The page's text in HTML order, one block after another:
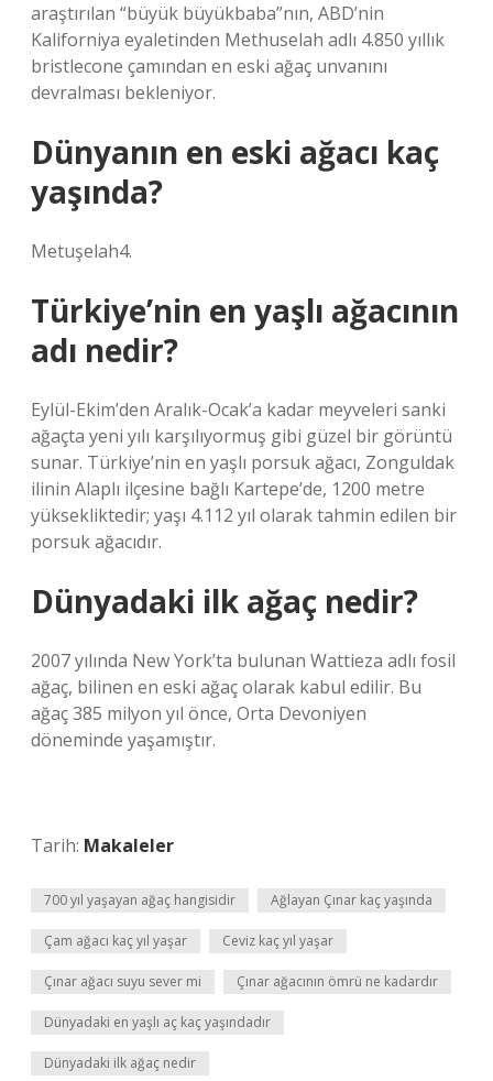
araştırılan “büyük büyükbaba”nın, ABD’nin
Kaliforniya eyaletinden Methuselah adlı 4.850 yıllık
bristlecone çamından en eski ağaç unvanını
devralması bekleniyor.
Dünyanın en eski ağacı kaç
yaşında?
Metuşelah4.
Türkiye’nin en yaşlı ağacının
adı nedir?
Eylül-Ekim’den Aralık-Ocak’a kadar meyveleri sanki
ağaçta yeni yılı karşılıyormuş gibi güzel bir görüntü
sunar. Türkiye’nin en yaşlı porsuk ağacı, Zonguldak
ilinin Alaplı ilçesine bağlı Kartepe’de, 1200 metre
yüksekliktedir; yaşı 4.112 yıl olarak tahmin edilen bir
porsuk ağacıdır.
Dünyadaki ilk ağaç nedir?
2007 yılında New York’ta bulunan Wattieza adlı fosil
ağaç, bilinen en eski ağaç olarak kabul edilir. Bu
ağaç 385 milyon yıl önce, Orta Devoniyen
döneminde yaşamıştır.
Tarih: Makaleler
700 yıl yaşayan ağaç hangisidir Ağlayan Çınar kaç yaşında
Çam ağacı kaç yıl yaşar Ceviz kaç yıl yaşar
Çınar ağacı suyu sever mi Çınar ağacının ömrü ne kadardır
Dünyadaki en yaşlı aç kaç yaşındadır
Dünyadaki ilk ağaç nedir